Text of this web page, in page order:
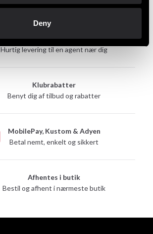
Deny
Hurtig levering
Hurtig levering til en agent nær dig
Klubrabatter
Benyt dig af tilbud og rabatter
MobilePay, Kustom & Adyen
Betal nemt, enkelt og sikkert
Afhentes i butik
Bestil og afhent i nærmeste butik